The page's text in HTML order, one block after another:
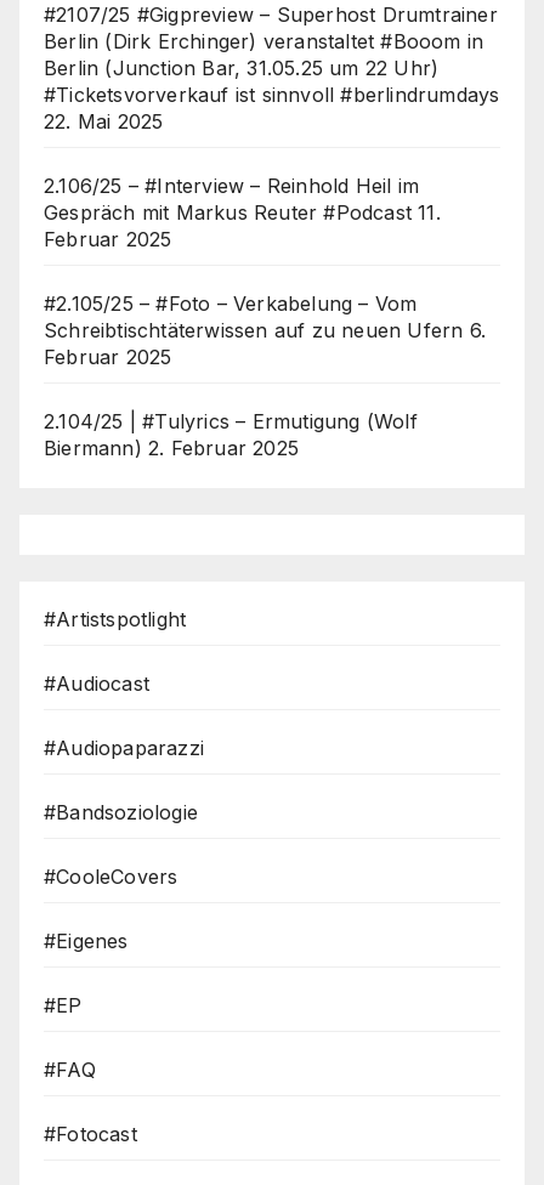
#2107/25 #Gigpreview – Superhost Drumtrainer
Berlin (Dirk Erchinger) veranstaltet #Booom in
Berlin (Junction Bar, 31.05.25 um 22 Uhr)
#Ticketsvorverkauf ist sinnvoll #berlindrumdays
22. Mai 2025
2.106/25 – #Interview – Reinhold Heil im
Gespräch mit Markus Reuter #Podcast 11.
Februar 2025
#2.105/25 – #Foto – Verkabelung – Vom
Schreibtischtäterwissen auf zu neuen Ufern 6.
Februar 2025
2.104/25 | #Tulyrics – Ermutigung (Wolf
Biermann) 2. Februar 2025
#Artistspotlight
#Audiocast
#Audiopaparazzi
#Bandsoziologie
#CooleCovers
#Eigenes
#EP
#FAQ
#Fotocast